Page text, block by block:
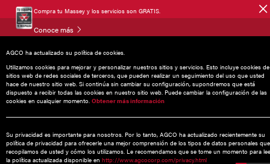
Compra tu Massey y los servicios son GRATIS.
Conoce más
AGCO ha actualizado su política de cookies.
Utilizamos cookies para mejorar y personalizar nuestros sitios y servicios. Esto incluye cookies de
sitios web de redes sociales de terceros, que pueden realizar un seguimiento del uso que usted
hace de nuestro sitio web. Si continúa sin cambiar su configuración, supondremos que está
dispuesto a recibir todas las cookies en nuestro sitio web. Puede cambiar la configuración de las
cookies en cualquier momento. Obtener más información
Su privacidad es importante para nosotros. Por lo tanto, AGCO ha actualizado recientemente su
política de privacidad para ofrecerle una mejor comprensión de los tipos de datos personales que
recopilamos de usted y cómo los utilizamos. Le recomendamos que se tome un momento para
la política actualizada disponible en http://www.agcocorp.com/privacy.html
Noticias
EXPO AGROALIMENTARIA GUANAJUATO
2016